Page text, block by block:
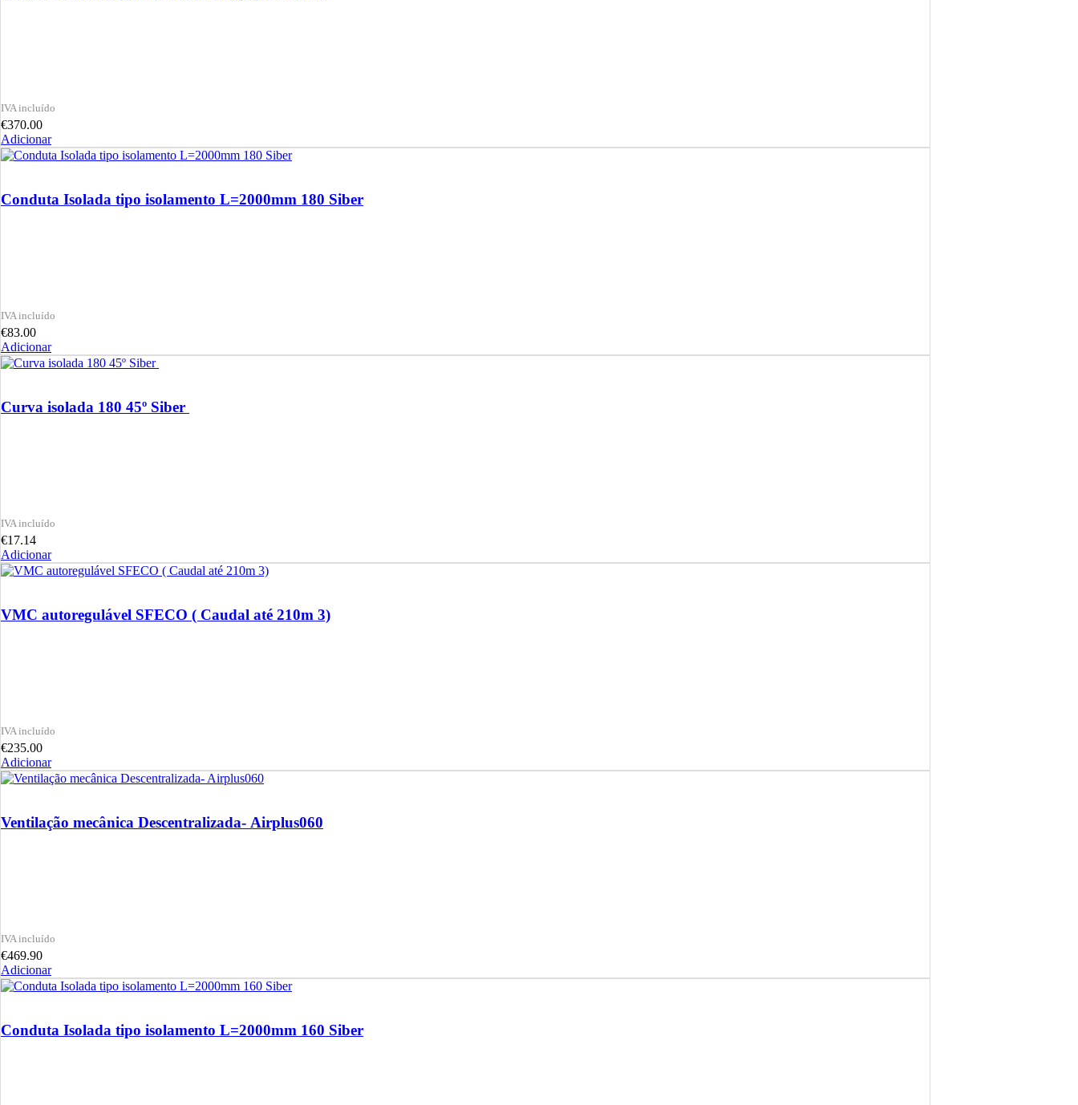
€370.00
Adicionar
Conduta Isolada tipo isolamento L=2000mm 180 Siber
€83.00
Adicionar
Curva isolada 180 45º Siber
€17.14
Adicionar
VMC autoregulável SFECO ( Caudal até 210m 3)
€235.00
Adicionar
Ventilação mecânica Descentralizada- Airplus060
€469.90
Adicionar
Conduta Isolada tipo isolamento L=2000mm 160 Siber